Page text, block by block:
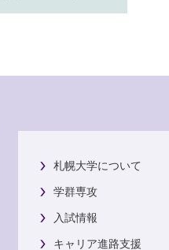
札幌大学について
学群専攻
入試情報
キャリア進路支援